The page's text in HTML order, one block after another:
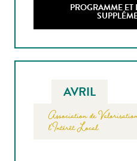
PROGRAMME
AVRIL
Association de
l’Intérêt Local